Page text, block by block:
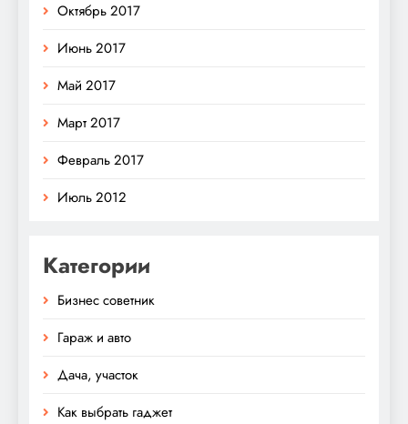
Октябрь 2017
Июнь 2017
Май 2017
Март 2017
Февраль 2017
Июль 2012
Категории
Бизнес советник
Гараж и авто
Дача, участок
Как выбрать гаджет